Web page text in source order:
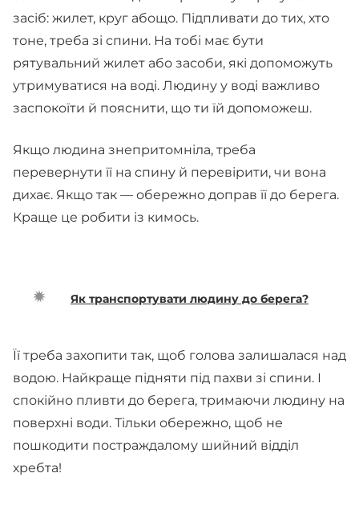
засіб: жилет, круг абощо. Підпливати до тих, хто
тоне, треба зі спини. На тобі має бути
рятувальний жилет або засоби, які допоможуть
утримуватися на воді. Людину у воді важливо
заспокоїти й пояснити, що ти їй допоможеш.
Якщо людина знепритомніла, треба
перевернути її на спину й перевірити, чи вона
дихає. Якщо так — обережно доправ її до берега.
Краще це робити із кимось.
Як транспортувати людину до берега?
Її треба захопити так, щоб голова залишалася над
водою. Найкраще підняти під пахви зі спини. І
спокійно пливти до берега, тримаючи людину на
поверхні води. Тільки обережно, щоб не
пошкодити постраждалому шийний відділ
хребта!